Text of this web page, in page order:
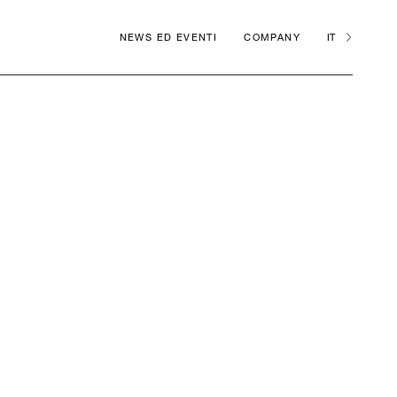
NEWS ED EVENTI COMPANY IT